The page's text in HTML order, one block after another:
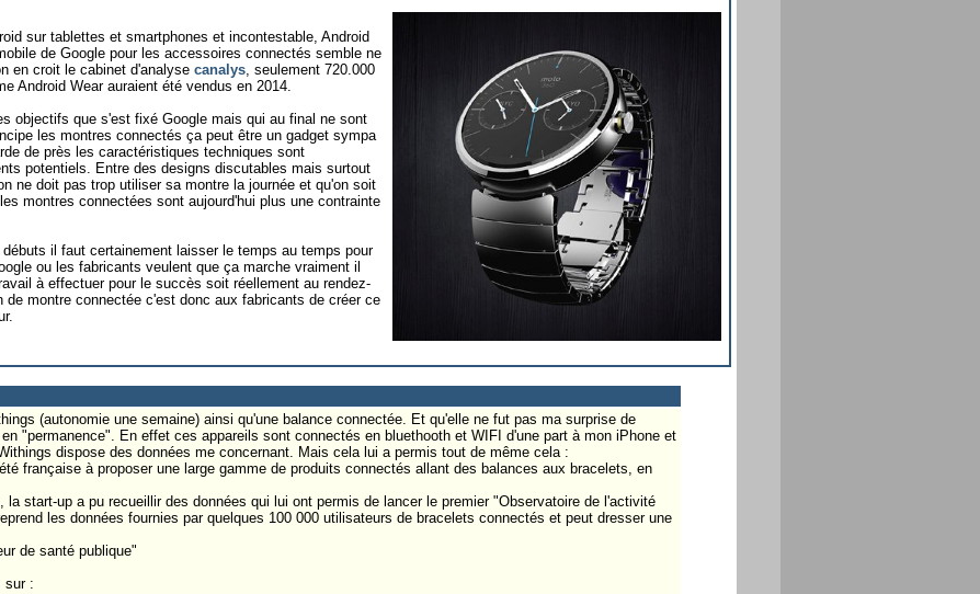
sur tablettes et smartphones et incontestable, Android
de Google pour les accessoires connectés semble ne
en croit le cabinet d'analyse canalys , seulement 720.000
Android Wear auraient été vendus en 2014.
objectifs que s'est fixé Google mais qui au final ne sont
les montres connectés ça peut être un gadget sympa
de près les caractéristiques techniques sont
potentiels. Entre des designs discutables mais surtout
ne doit pas trop utiliser sa montre la journée et qu'on soit
montres connectées sont aujourd'hui plus une contrainte
il faut certainement laisser le temps au temps pour
ou les fabricants veulent que ça marche vraiment il
à effectuer pour le succès soit réellement au rendez-
de montre connectée c'est donc aux fabricants de créer ce
(autonomie une semaine) ainsi qu'une balance connectée. Et qu'elle ne fut pas ma surprise de
"permanence". En effet ces appareils sont connectés en bluethooth et WIFI d'une part à mon iPhone et
dispose des données me concernant. Mais cela lui a permis tout de même cela :
française à proposer une large gamme de produits connectés allant des balances aux bracelets, en
la start-up a pu recueillir des données qui lui ont permis de lancer le premier "Observatoire de l'activité
les données fournies par quelques 100 000 utilisateurs de bracelets connectés et peut dresser une
de santé publique"
sur :